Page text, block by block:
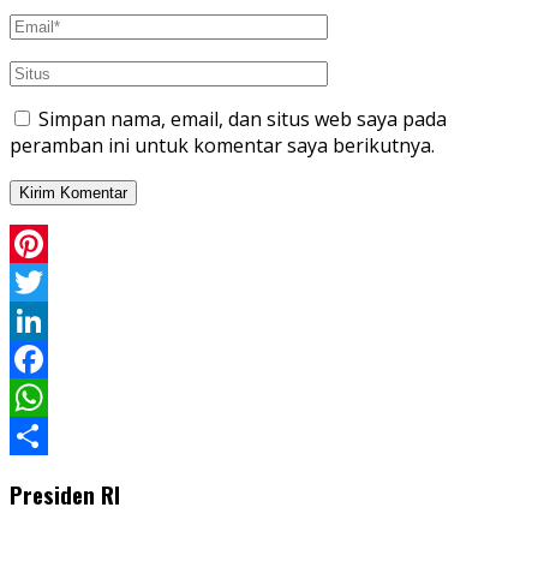
Simpan nama, email, dan situs web saya pada
peramban ini untuk komentar saya berikutnya.
Pinterest
Twitter
LinkedIn
Facebook
WhatsApp
Presiden RI